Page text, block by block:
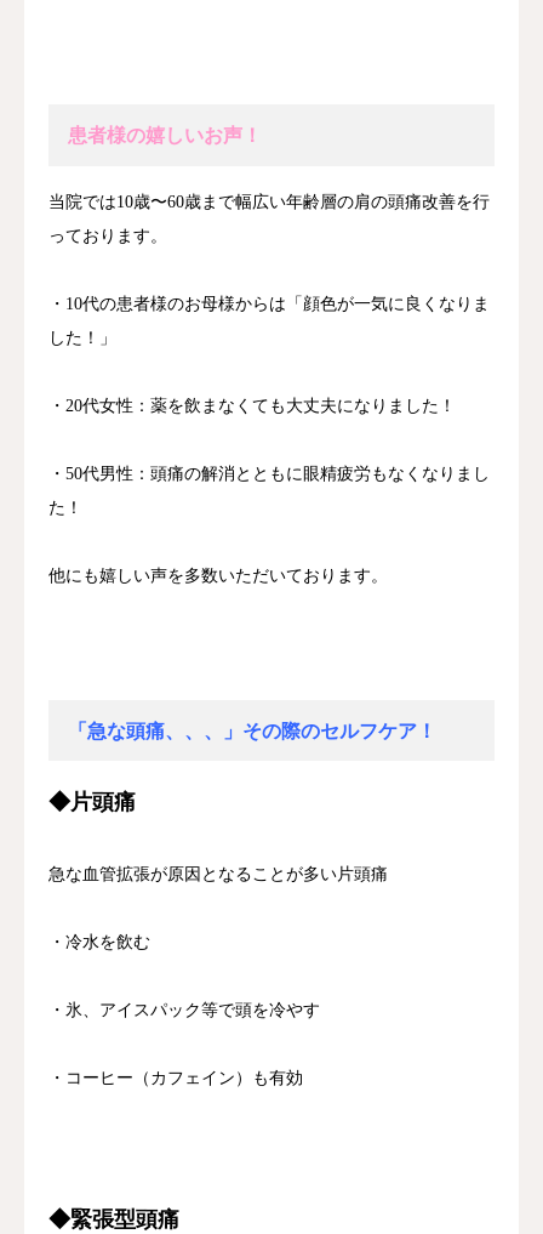
患者様の嬉しいお声！
当院では10歳〜60歳まで幅広い年齢層の肩の頭痛改善を行
っております。
・10代の患者様のお母様からは「顔色が一気に良くなりま
した！」
・20代女性：薬を飲まなくても大丈夫になりました！
・50代男性：頭痛の解消とともに眼精疲労もなくなりまし
た！
他にも嬉しい声を多数いただいております。
「急な頭痛、、、」その際のセルフケア！
◆片頭痛
急な血管拡張が原因となることが多い片頭痛
・冷水を飲む
・氷、アイスパック等で頭を冷やす
・コーヒー（カフェイン）も有効
◆緊張型頭痛